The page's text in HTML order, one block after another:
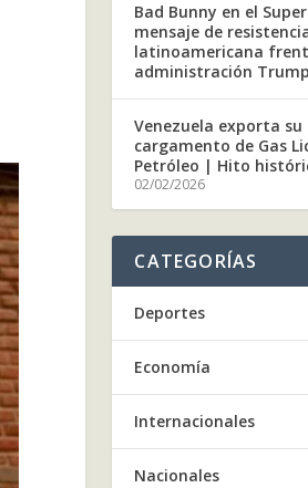
Bad Bunny en el
mensaje de
latinoamericana
administración Trump
Venezuela exporta
cargamento de Gas
Petróleo | Hito
02/02/2026
CATEGORÍAS
Deportes
Economía
Internacionales
Nacionales